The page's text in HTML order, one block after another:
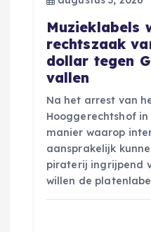
Muzieklabels
rechtszaak
dollar tegen
vallen
Na het arrest van
Hooggerechtshof
manier waarop
aansprakelijk
piraterij ingrijpend
willen de